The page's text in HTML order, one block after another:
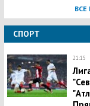
ВСЕ
СПОРТ
21:15